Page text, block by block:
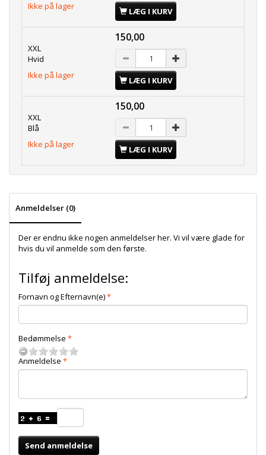
Ikke på lager
LÆG I KURV
XXL
Hvid
Ikke på lager
150,00
LÆG I KURV
XXL
Blå
Ikke på lager
150,00
LÆG I KURV
Anmeldelser (0)
Der er endnu ikke nogen anmeldelser her. Vi vil være glade for
hvis du vil anmelde som den første.
Tilføj anmeldelse:
Fornavn og Efternavn(e)
Bedømmelse
Anmeldelse
Send anmeldelse